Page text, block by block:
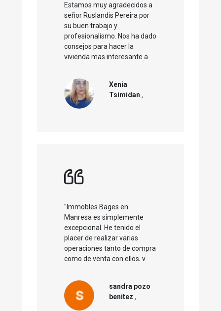
Estamos muy agradecidos a
señor Ruslandis Pereira por
su buen trabajo y
profesionalismo. Nos ha dado
consejos para hacer la
vivienda mas interesante a
visitas que hizo eran
correctos con gente seria.
Seguro que volveremos a
colaborar. Gracias
Xenia
Tsimidan ,
"Immobles Bages en
Manresa es simplemente
excepcional. He tenido el
placer de realizar varias
operaciones tanto de compra
como de venta con ellos, y
impecable. Su
profesionalidad es
incomparable; siempre se
sandra pozo
benitez ,